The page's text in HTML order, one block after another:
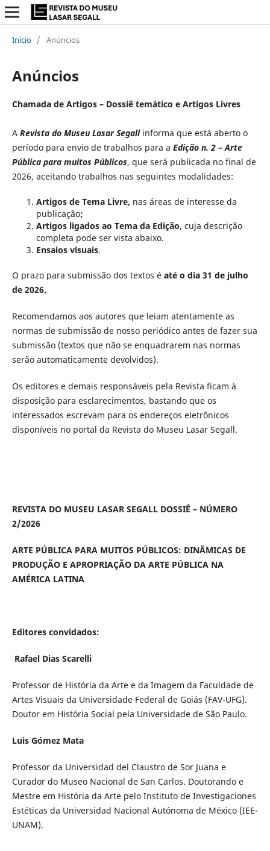
Início / Anúncios
Anúncios
Chamada de Artigos – Dossiê temático e Artigos Livres
A Revista do Museu Lasar Segall informa que está aberto o
período para envio de trabalhos para a Edição n. 2 – Arte
Pública para muitos Públicos, que será publicada no final de
2026, aceitando trabalhos nas seguintes modalidades:
Artigos de Tema Livre, nas áreas de interesse da
publicação;
Artigos ligados ao Tema da Edição, cuja descrição
completa pode ser vista abaixo.
Ensaios visuais.
O prazo para submissão dos textos é até o dia 31 de julho
de 2026.
Recomendamos aos autores que leiam atentamente as
normas de submissão de nosso periódico antes de fazer sua
submissão (textos que não se enquadrarem nas normas
serão automaticamente devolvidos).
Os editores e demais responsáveis pela Revista ficam à
disposição para esclarecimentos, bastando que os
interessados escrevam para os endereços eletrônicos
disponíveis no portal da Revista do Museu Lasar Segall.
REVISTA DO MUSEU LASAR SEGALL DOSSIÊ – NÚMERO
2/2026
ARTE PÚBLICA PARA MUITOS PÚBLICOS: DINÂMICAS DE
PRODUÇÃO E APROPRIAÇÃO DA ARTE PÚBLICA NA
AMÉRICA LATINA
Editores convidados:
Rafael Dias Scarelli
Professor de História da Arte e da Imagem da Faculdade de
Artes Visuais da Universidade Federal de Goiás (FAV-UFG).
Doutor em História Social pela Universidade de São Paulo.
Luis Gómez Mata
Professor da Universidad del Claustro de Sor Juana e
Curador do Museo Nacional de San Carlos. Doutorando e
Mestre em História da Arte pelo Instituto de Investigaciones
Estéticas da Universidad Nacional Autónoma de México (IEE-
UNAM).